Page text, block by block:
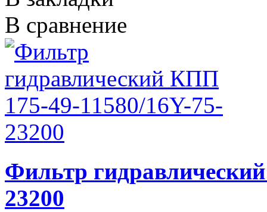
В сравнение
Фильтр
23200